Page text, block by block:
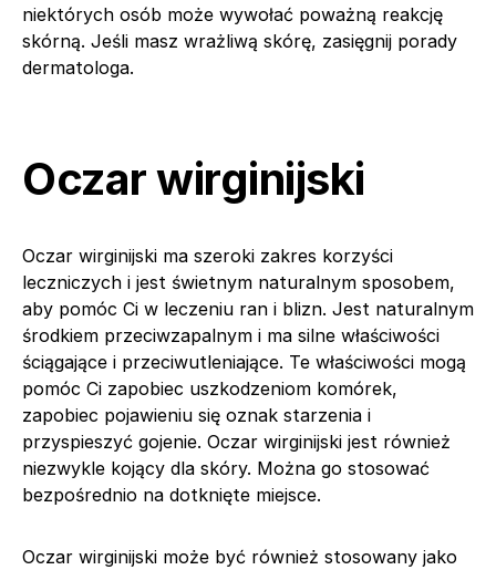
niektórych osób może wywołać poważną reakcję
skórną. Jeśli masz wrażliwą skórę, zasięgnij porady
dermatologa.
Oczar wirginijski
Oczar wirginijski ma szeroki zakres korzyści
leczniczych i jest świetnym naturalnym sposobem,
aby pomóc Ci w leczeniu ran i blizn. Jest naturalnym
środkiem przeciwzapalnym i ma silne właściwości
ściągające i przeciwutleniające. Te właściwości mogą
pomóc Ci zapobiec uszkodzeniom komórek,
zapobiec pojawieniu się oznak starzenia i
przyspieszyć gojenie. Oczar wirginijski jest również
niezwykle kojący dla skóry. Można go stosować
bezpośrednio na dotknięte miejsce.
Oczar wirginijski może być również stosowany jako